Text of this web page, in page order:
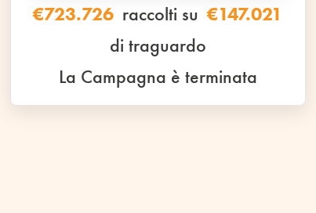
€723.726 raccolti su €147.021
di traguardo
La Campagna è terminata